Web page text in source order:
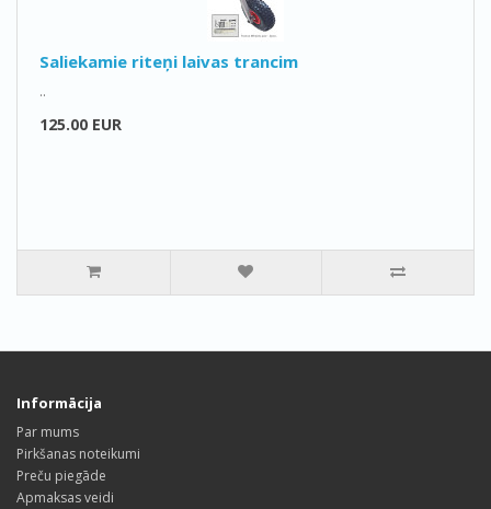
Saliekamie riteņi laivas trancim
..
125.00 EUR
Informācija
Par mums
Pirkšanas noteikumi
Preču piegāde
Apmaksas veidi